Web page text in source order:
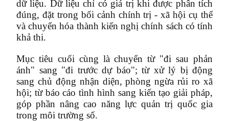
dữ liệu. Dữ liệu chỉ có giá trị khi được phân tích
đúng, đặt trong bối cảnh chính trị - xã hội cụ thể
và chuyển hóa thành kiến nghị chính sách có tính
khả thi.
Mục tiêu cuối cùng là chuyển từ "đi sau phản
ánh" sang "đi trước dự báo"; từ xử lý bị động
sang chủ động nhận diện, phòng ngừa rủi ro xã
hội; từ báo cáo tình hình sang kiến tạo giải pháp,
góp phần nâng cao năng lực quản trị quốc gia
trong môi trường số.